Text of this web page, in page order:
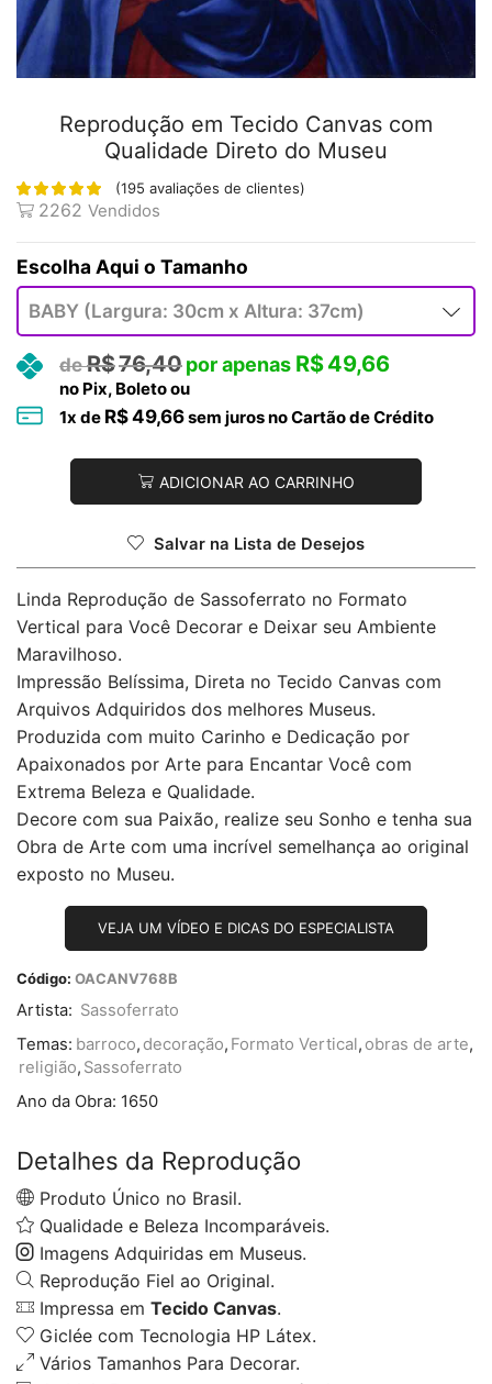
Reprodução em Tecido Canvas com
Qualidade Direto do Museu
(195 avaliações de clientes)
2262 Vendidos
Tamanho
R$76,40 R$49,66
no Pix, Boleto ou
1x de R$49,66sem juros no Cartão de Crédito
ADICIONAR AO CARRINHO
Salvar na Lista de Desejos
Linda Reprodução de Sassoferrato no Formato
Vertical para Você Decorar e Deixar seu Ambiente
Maravilhoso.
Impressão Belíssima, Direta no Tecido Canvas com
Arquivos Adquiridos dos melhores Museus.
Produzida com muito Carinho e Dedicação por
Apaixonados por Arte para Encantar Você com
Extrema Beleza e Qualidade.
Decore com sua Paixão, realize seu Sonho e tenha sua
Obra de Arte com uma incrível semelhança ao original
exposto no Museu.
VEJA UM VÍDEO E DICAS DO ESPECIALISTA
Código: OACANV768B
Artista: Sassoferrato
Temas: barroco, decoração, Formato Vertical, obras de arte,
religião, Sassoferrato
Ano da Obra: 1650
Detalhes da Reprodução
Produto Único no Brasil.
Qualidade e Beleza Incomparáveis.
Imagens Adquiridas em Museus.
Reprodução Fiel ao Original.
Impressa em Tecido Canvas.
Giclée com Tecnologia HP Látex.
Vários Tamanhos Para Decorar.